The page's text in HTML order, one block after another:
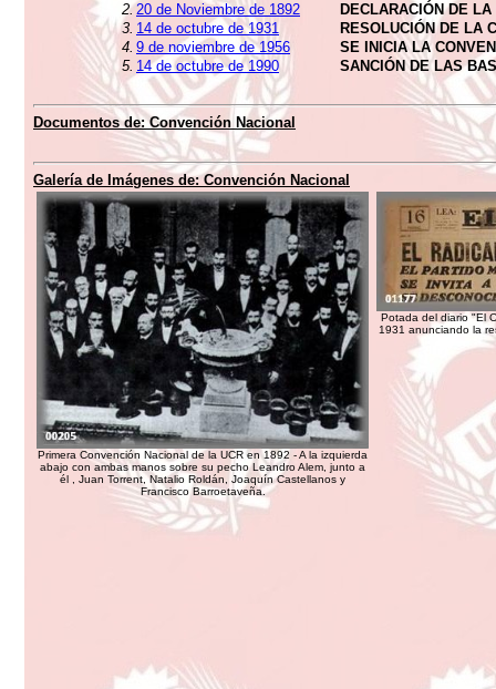
2.20 de Noviembre de 1892
DECLARACIÓN DE
3. 14 de octubre de 1931
RESOLUCIÓN DE LA
4. 9 de noviembre de 1956
SE INICIA LA
5. 14 de octubre de 1990 SANCIÓN DE LAS
Documentos de:Convención Nacional
Galería de Imágenes de: Convención Nacional
Primera Convención Nacional de la UCR en 1892 - A la izquierda
abajo con ambas manos sobre su pecho Leandro Alem, junto a
él , Juan Torrent, Natalio Roldán, Joaquín Castellanos y
Francisco Barroetaveña.
Potada del diario "El
1931 anunciando la